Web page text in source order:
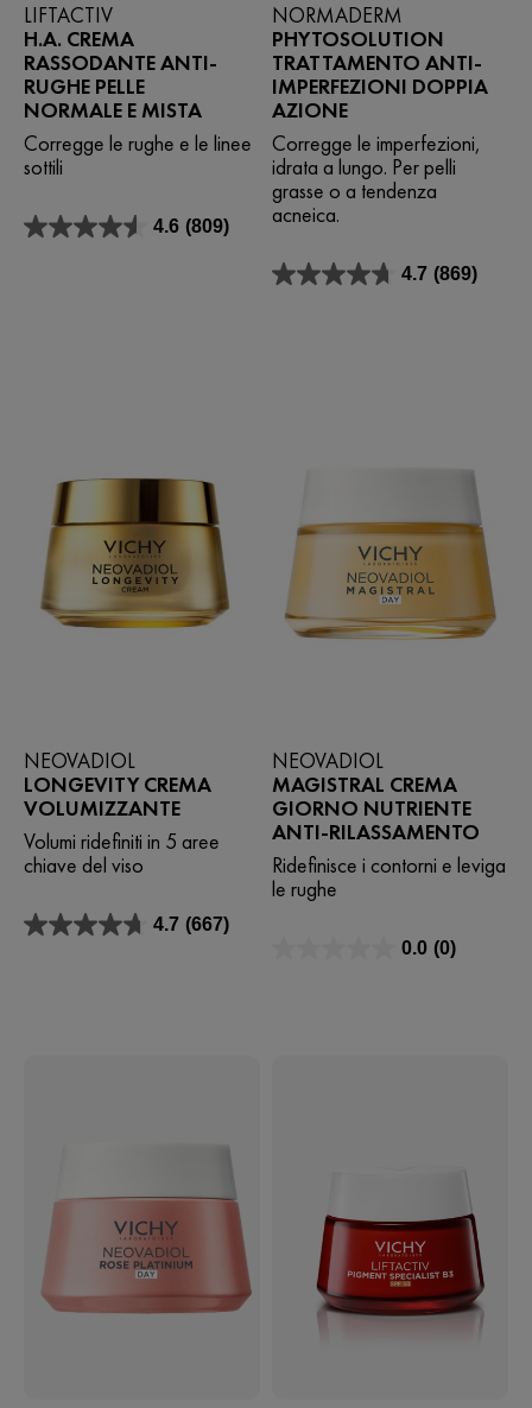
LIFTACTIV
H.A. CREMA
RASSODANTE ANTI-
RUGHE PELLE
NORMALE E MISTA
Corregge le rughe e le linee
sottili
4.6 (809)
4.6
NORMADERM
PHYTOSOLUTION
TRATTAMENTO ANTI-
IMPERFEZIONI DOPPIA
AZIONE
Corregge le imperfezioni,
idrata a lungo. Per pelli
grasse o a tendenza
acneica.
4.7 (869)
4.7
NEOVADIOL
LONGEVITY CREMA
VOLUMIZZANTE
Volumi ridefiniti in 5 aree
chiave del viso
4.7 (667)
4.7
NEOVADIOL
MAGISTRAL CREMA
GIORNO NUTRIENTE
ANTI-RILASSAMENTO
Ridefinisce i contorni e leviga
le rughe
0.0 (0)